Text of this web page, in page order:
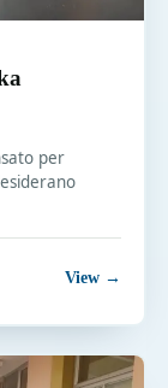
per
View →